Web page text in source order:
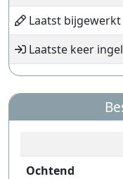
Laatst bijgewerkt
Laatste keer
Ochtend